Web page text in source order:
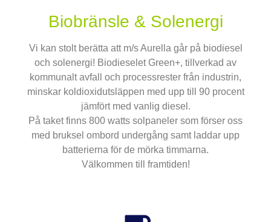
Biobränsle & Solenergi
Vi kan stolt berätta att m/s Aurella går på biodiesel
och solenergi! Biodieselet Green+, tillverkad av
kommunalt avfall och processrester från industrin,
minskar koldioxidutsläppen med upp till 90 procent
jämfört med vanlig diesel.
På taket finns 800 watts solpaneler som förser oss
med bruksel ombord undergång samt laddar upp
batterierna för de mörka timmarna.
Välkommen till framtiden!